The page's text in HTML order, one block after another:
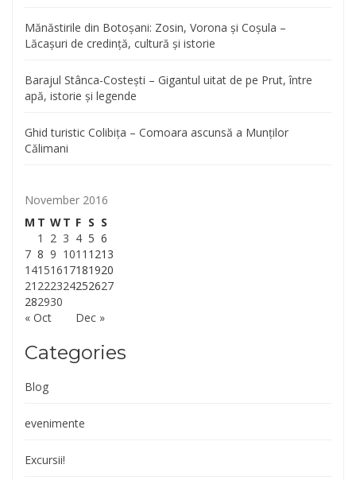
Mănăstirile din Botoșani: Zosin, Vorona și Coșula –
Lăcașuri de credință, cultură și istorie
Barajul Stânca-Costești – Gigantul uitat de pe Prut, între
apă, istorie și legende
Ghid turistic Colibița – Comoara ascunsă a Munților
Călimani
November 2016
M T WT F S S
« Oct Dec »
1 2 3 4 5 6
7 8 9 1011 1213
14151617181920
21 222324252627
282930
Categories
Blog
evenimente
Excursii!